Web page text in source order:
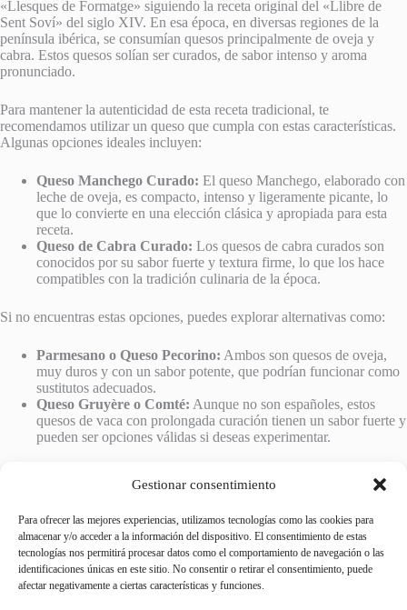
Gestionar consentimiento
Para ofrecer las mejores experiencias, utilizamos tecnologías como las cookies para
almacenar y/o acceder a la información del dispositivo. El consentimiento de estas
tecnologías nos permitirá procesar datos como el comportamiento de navegación o las
identificaciones únicas en este sitio. No consentir o retirar el consentimiento, puede
afectar negativamente a ciertas características y funciones.
«Llesques de Formatge» siguiendo la receta original del «Llibre de
Sent Soví» del siglo XIV. En esa época, en diversas regiones de la
península ibérica, se consumían quesos principalmente de oveja y
cabra. Estos quesos solían ser curados, de sabor intenso y aroma
pronunciado.
Para mantener la autenticidad de esta receta tradicional, te
recomendamos utilizar un queso que cumpla con estas características.
Algunas opciones ideales incluyen:
Queso Manchego Curado: El queso Manchego, elaborado con
leche de oveja, es compacto, intenso y ligeramente picante, lo
que lo convierte en una elección clásica y apropiada para esta
receta.
Queso de Cabra Curado: Los quesos de cabra curados son
conocidos por su sabor fuerte y textura firme, lo que los hace
compatibles con la tradición culinaria de la época.
Si no encuentras estas opciones, puedes explorar alternativas como:
Parmesano o Queso Pecorino: Ambos son quesos de oveja,
muy duros y con un sabor potente, que podrían funcionar como
sustitutos adecuados.
Queso Gruyère o Comté: Aunque no son españoles, estos
quesos de vaca con prolongada curación tienen un sabor fuerte y
pueden ser opciones válidas si deseas experimentar.
La elección del queso te permitirá capturar el sabor y la esencia de esta
receta histórica. ¡Disfruta explorando las diferentes opciones y